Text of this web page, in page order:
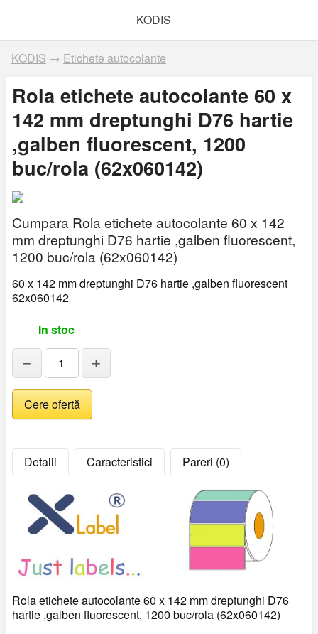
KODIS
KODIS → Etichete autocolante
Rola etichete autocolante 60 x
142 mm dreptunghi D76 hartie
,galben fluorescent, 1200
buc/rola (62x060142)
Cumpara Rola etichete autocolante 60 x 142
mm dreptunghi D76 hartie ,galben fluorescent,
1200 buc/rola (62x060142)
60 x 142 mm dreptunghi D76 hartie ,galben fluorescent
62x060142
In stoc
− +
Detalii Caracteristici Pareri (0)
Rola etichete autocolante 60 x 142 mm dreptunghi D76
hartie ,galben fluorescent, 1200 buc/rola (62x060142)